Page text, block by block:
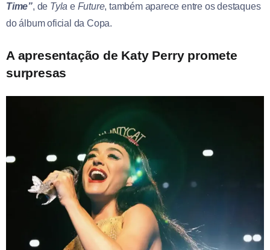
Time”, de Tyla eFuture, também aparece entre os destaques
do álbum oficial da Copa.
A apresentação de Katy Perry promete
surpresas